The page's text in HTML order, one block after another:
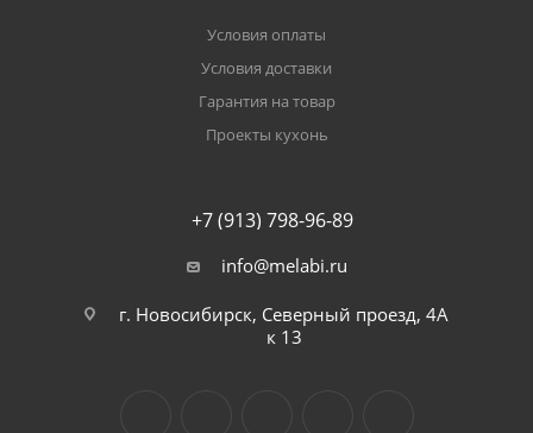
Условия оплаты
Условия доставки
Гарантия на товар
Проекты кухонь
+7 (913) 798-96-89
info@melabi.ru
г. Новосибирск, Северный проезд, 4А
к 13